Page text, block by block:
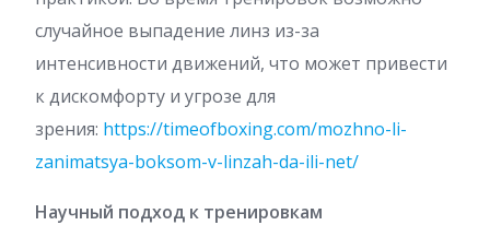
случайное выпадение линз из-за
интенсивности движений, что может привести
к дискомфорту и угрозе для
зрения: https://timeofboxing.com/mozhno-li-
zanimatsya-boksom-v-linzah-da-ili-net/
Научный подход к тренировкам